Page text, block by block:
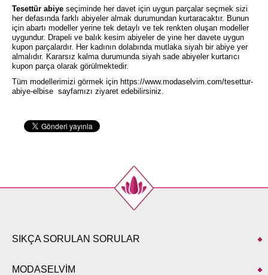
Tesettür abiye seçiminde her davet için uygun parçalar seçmek sizi
her defasında farklı abiyeler almak durumundan kurtaracaktır. Bunun
için abartı modeller yerine tek detaylı ve tek renkten oluşan modeller
uygundur. Drapeli ve balık kesim abiyeler de yine her davete uygun
kupon parçalardır. Her kadının dolabında mutlaka siyah bir abiye yer
almalıdır. Kararsız kalma durumunda siyah sade abiyeler kurtarıcı
kupon parça olarak görülmektedir.
Tüm modellerimizi görmek için https://www.modaselvim.com/tesettur-
abiye-elbise sayfamızı ziyaret edebilirsiniz.
SIKÇA SORULAN SORULAR
MODASELVİM